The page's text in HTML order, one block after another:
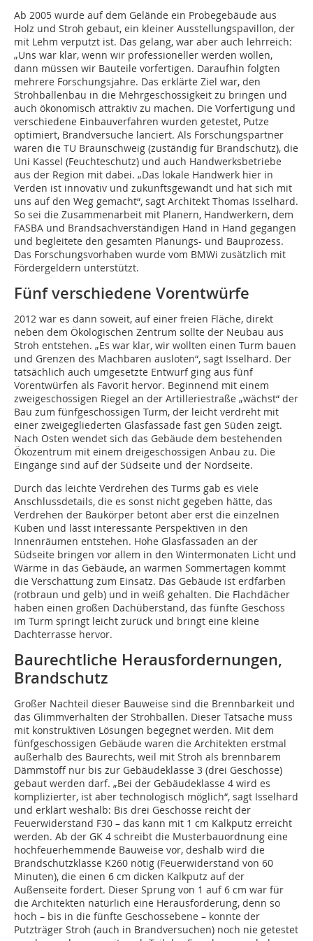
Ab 2005 wurde auf dem Gelände ein Probegebäude aus
Holz und Stroh gebaut, ein kleiner Ausstellungspavillon, der
mit Lehm verputzt ist. Das gelang, war aber auch lehrreich:
„Uns war klar, wenn wir professioneller werden wollen,
dann müssen wir Bauteile vorfertigen. Daraufhin folgten
mehrere Forschungsjahre. Das erklärte Ziel war, den
Strohballenbau in die Mehrgeschossigkeit zu bringen und
auch ökonomisch attraktiv zu machen. Die Vorfertigung und
verschiedene Einbauverfahren wurden getestet, Putze
optimiert, Brandversuche lanciert. Als Forschungspartner
waren die TU Braunschweig (zuständig für Brandschutz), die
Uni Kassel (Feuchteschutz) und auch Handwerksbetriebe
aus der Region mit dabei. „Das lokale Handwerk hier in
Verden ist innovativ und zukunftsgewandt und hat sich mit
uns auf den Weg gemacht“, sagt Architekt Thomas Isselhard.
So sei die Zusammenarbeit mit Planern, Handwerkern, dem
FASBA und Brandsachverständigen Hand in Hand gegangen
und begleitete den gesamten Planungs- und Bauprozess.
Das Forschungsvorhaben wurde vom BMWi zusätzlich mit
Fördergeldern unterstützt.
Fünf verschiedene Vorentwürfe
2012 war es dann soweit, auf einer freien Fläche, direkt
neben dem Ökologischen Zentrum sollte der Neubau aus
Stroh entstehen. „Es war klar, wir wollten einen Turm bauen
und Grenzen des Machbaren ausloten“, sagt Isselhard. Der
tatsächlich auch umgesetzte Entwurf ging aus fünf
Vorentwürfen als Favorit hervor. Beginnend mit einem
zweigeschossigen Riegel an der Artilleriestraße „wächst“ der
Bau zum fünfgeschossigen Turm, der leicht verdreht mit
einer zweigegliederten Glasfassade fast gen Süden zeigt.
Nach Osten wendet sich das Gebäude dem bestehenden
Ökozentrum mit einem dreigeschossigen Anbau zu. Die
Eingänge sind auf der Südseite und der Nordseite.
Durch das leichte Verdrehen des Turms gab es viele
Anschlussdetails, die es sonst nicht gegeben hätte, das
Verdrehen der Baukörper betont aber erst die einzelnen
Kuben und lässt interessante Perspektiven in den
Innenräumen entstehen. Hohe Glasfassaden an der
Südseite bringen vor allem in den Wintermonaten Licht und
Wärme in das Gebäude, an warmen Sommertagen kommt
die Verschattung zum Einsatz. Das Gebäude ist erdfarben
(rotbraun und gelb) und in weiß gehalten. Die Flachdächer
haben einen großen Dachüberstand, das fünfte Geschoss
im Turm springt leicht zurück und bringt eine kleine
Dachterrasse hervor.
Baurechtliche Herausfordernungen,
Brandschutz
Großer Nachteil dieser Bauweise sind die Brennbarkeit und
das Glimmverhalten der Strohballen. Dieser Tatsache muss
mit konstruktiven Lösungen begegnet werden. Mit dem
fünfgeschossigen Gebäude waren die Architekten erstmal
außerhalb des Baurechts, weil mit Stroh als brennbarem
Dämmstoff nur bis zur Gebäudeklasse 3 (drei Geschosse)
gebaut werden darf. „Bei der Gebäudeklasse 4 wird es
komplizierter, ist aber technologisch möglich“, sagt Isselhard
und erklärt weshalb: Bis drei Geschosse reicht der
Feuerwiderstand F30 – das kann mit 1 cm Kalkputz erreicht
werden. Ab der GK 4 schreibt die Musterbauordnung eine
hochfeuerhemmende Bauweise vor, deshalb wird die
Brandschutzklasse K260 nötig (Feuerwiderstand von 60
Minuten), die einen 6 cm dicken Kalkputz auf der
Außenseite fordert. Dieser Sprung von 1 auf 6 cm war für
die Architekten natürlich eine Herausforderung, denn so
hoch – bis in die fünfte Geschossebene – konnte der
Putzträger Stroh (auch in Brandversuchen) noch nie getestet